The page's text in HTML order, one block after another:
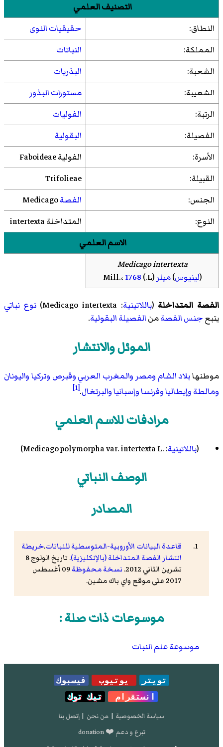
التصنيف العلمي
النطاق:
حقيقيات النوى
المملكة:
النباتات
الشعبة:
البذريات
الشعيبة:
مستورات البذور
الرتبة:
الفوليات
الفصيلة:
البقولية
الأسرة:
الفولية Faboideae
القبيلة:
Trifolieae
الجنس:
الفصة
النوع:
المتداخلة intertexta
الاسم العلمي
Medicago intertexta
(لينيوس)ميلر(L.) Mill.، 1768
الفصة المتداخلة (باللاتينية:
Medicago intertexta
)نوع نباتي
يتبعجنسالفصةمنالفصيلةالبقولية.
الموئل والانتشار
موطنهابلاد الشام ومصر والمغرب العربيوقبرص وتركياواليونان
ومالطةوإيطالياوفرنساوإسبانياوالبرتغال.
[1]
مرادفات للاسم العلمي
(باللاتينية:
Medicago polymorpha var. intertexta L.
)
الوصف النباتي
المصادر
قاعدة البيانات الأوروبية-المتوسطية للنباتات.خريطة
انتشار الفصة المتداخلة (بالإنكليزية)
. تاريخ الولوج 8
تشرين الثاني 2012.
نسخة محفوظة
09 أغسطس
2017 على موقع واي باك مشين.
موسوعات ذات صلة :
موسوعة علم النبات
تويتر يوتيوب
فيسبوك
انستقرام
تيك توك
سياسة الخصوصية | من نحن | إتصل بنا
تبرع و دعم ❤️ donation